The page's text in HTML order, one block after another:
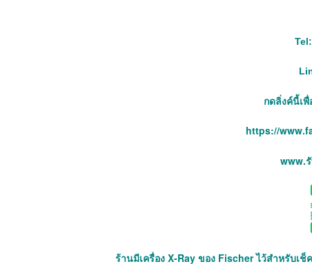
กดลิ่งค์นี้เ
https://
www.
ร้านมีเครื่อง X-Ray ของ Fischer ไว้สำหรับเ